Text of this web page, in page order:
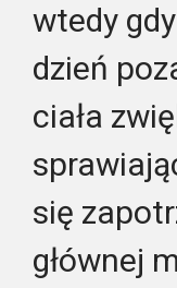
wtedy
dzień
ciała
się
głównej